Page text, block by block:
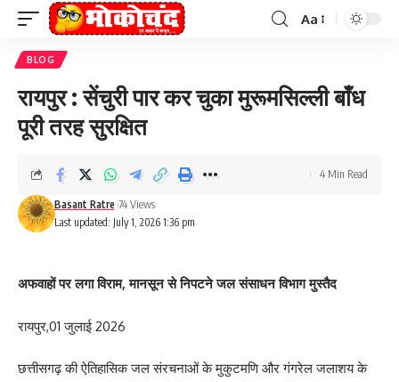
Font
Aa
BLOG
रायपुर : सेंचुरी पार कर चुका मुरूमसिल्ली बाँध
पूरी तरह सुरक्षित
Last updated: July 1, 2026 1:36 pm
Basant Ratre 74 Views
4 Min Read
अफवाहों पर लगा विराम, मानसून से निपटने जल संसाधन विभाग मुस्तैद
रायपुर,01 जुलाई 2026
छत्तीसगढ़ की ऐतिहासिक जल संरचनाओं के मुकुटमणि और गंगरेल जलाशय के